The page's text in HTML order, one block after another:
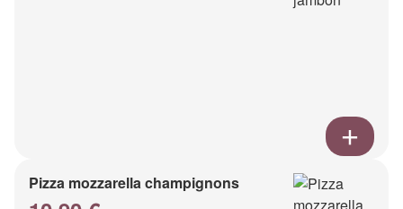
Pizza mozzarella champignons